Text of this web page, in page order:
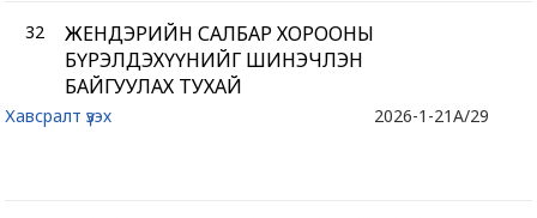
32
ЖЕНДЭРИЙН САЛБАР ХОРООНЫ
БҮРЭЛДЭХҮҮНИЙГ ШИНЭЧЛЭН
БАЙГУУЛАХ ТУХАЙ
2026-1-21A/29
Хавсралт үзэх